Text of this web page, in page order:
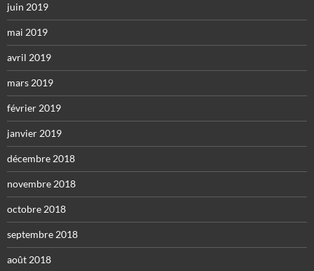
juin 2019
mai 2019
avril 2019
mars 2019
février 2019
janvier 2019
décembre 2018
novembre 2018
octobre 2018
septembre 2018
août 2018